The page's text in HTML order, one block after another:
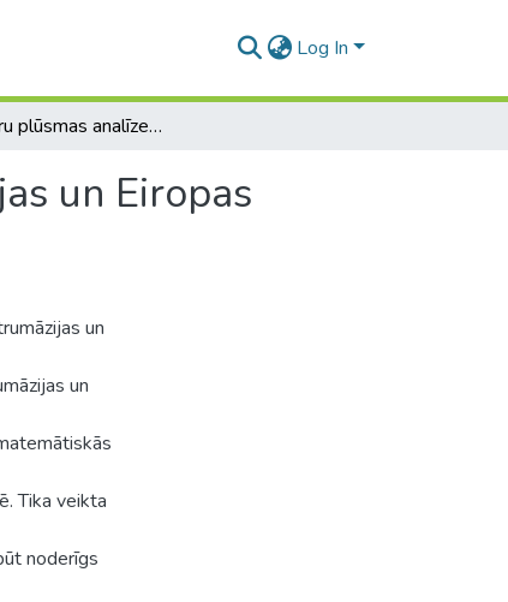
Log In
Konteineru plūsmas analīze starp Dienvidaustrumāzijas un Eiropas reģioniem
un Eiropas
un
un
Tika veikta
noderīgs